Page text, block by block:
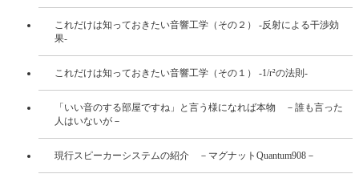
これだけは知っておきたい音響工学（その２） -反射による干渉効
果-
これだけは知っておきたい音響工学（その１） -1/r²の法則-
「いい音のする部屋ですね」と言う様になれば本物 －誰も言った
人はいないが－
現行スピーカーシステムの紹介 －マグナットQuantum908－